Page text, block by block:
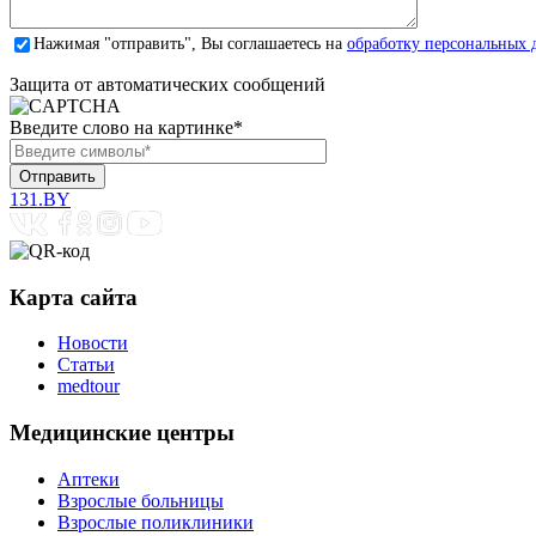
Нажимая "отправить", Вы соглашаетесь на обработку персональных
Защита от автоматических сообщений
Введите слово на картинке*
131.BY
Карта сайта
Новости
Статьи
medtour
Медицинские центры
Аптеки
Взрослые больницы
Взрослые поликлиники